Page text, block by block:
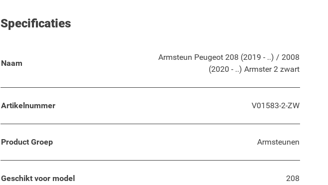
Specificaties
Naam
Armsteun Peugeot 208 (2019 - ..) / 2008
(2020 - ..) Armster 2 zwart
Artikelnummer V01583-2-ZW
Product Groep Armsteunen
Geschikt voor model 208